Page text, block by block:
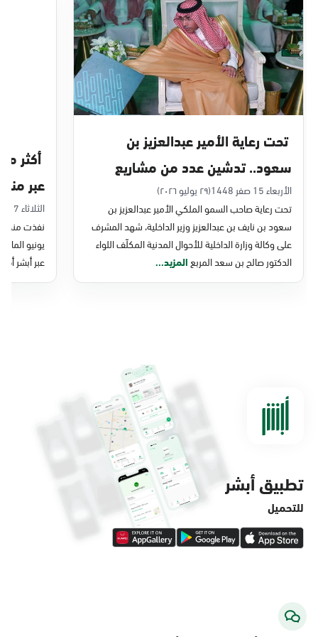
الدمام, الدمام - بنده حي أحد
الأحد - الخميس (08:00-14:30)
التوجه للموقع
الدمام, الدمام - الغرفة التجارية
التوجه للموقع
الدمام, الدمام - بنده - حي الشاطئ
الأحد - الخميس (08:00-14:30)
التوجه للموقع
الدمام, الدمام - بنده ضاحية الملك فهد
الدمام, الدمام - مستشفى الملك فهد
الدمام, الدمام - لولو ماركت حي الفاخرية
الأحد - الخميس (08:00-14:30)
تحت رعاية الأمير عبدالعزيز بن
سعود.. تدشين عدد من مشاريع
التحول الرقمي والخدمات الإلكترونية
للأحوال المدنية
الأربعاء 15 صفر 1448
(٢٩ يوليو ٢٠٢٦)
تحت رعاية صاحب السمو الملكي الأمير عبدالعزيز بن
سعود بن نايف بن عبدالعزيز وزير الداخلية، شهد المشرف
على وكالة وزارة الداخلية للأحوال المدنية المكلّف اللواء
الدكتور صالح بن سعد المربعالمزيد...
عبر
الثلاثاء 7 صفر 1448
نفذت منصة
عبر أبشر
تطبيق أبشر
للتحميل